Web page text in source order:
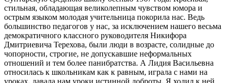
стильная, обладающая великолепным чувством юмора и
острым языком молодая учительница покорила нас. Ведь
большинство педагогов у нас, за исключением нашего весьма
демократичного классного руководителя Никифора
Дмитриевича Терехова, были люди в возрасте, солидные до
чопорности, строгие, не допускавшие неформальных
отношений и тем более панибратства. А Лидия Васильевна
относилась к школьникам как к равным, играла с нами на
уроках, давала нам уроки истинной доброты. Я ходил к ней